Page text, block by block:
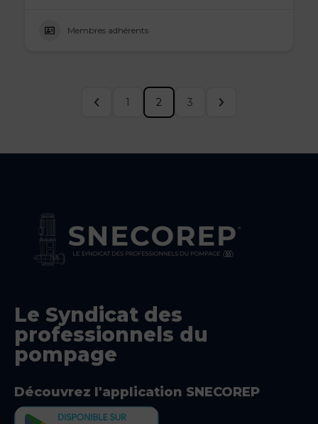
Membres adhérents
1 2 3
Le Syndicat des
professionnels du
pompage
Découvrez l'application SNECOREP